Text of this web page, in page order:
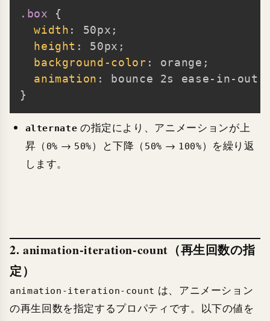
.box
{
width : 50px ;
height : 50px ;
background-color : orange ;
animation :
bounce 2s ease-in-
}
alternate の指定により、アニメーションが上
昇（ 0% → 50%）と下降（ 50% → 100%）を繰り返
します。
2. animation-iteration-count（再生回数の指
定）
animation-iteration-count は、アニメーション
の再生回数を指定するプロパティです。以下の値を